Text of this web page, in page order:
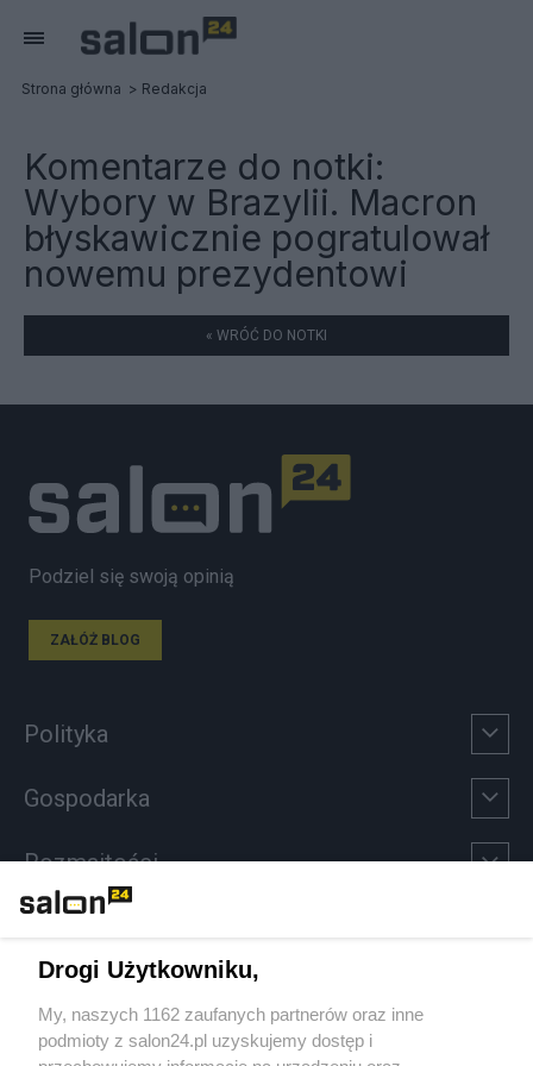
Strona główna Redakcja
Komentarze do notki:
Wybory w Brazylii. Macron
błyskawicznie pogratulował
nowemu prezydentowi
« WRÓĆ DO NOTKI
Podziel się swoją opinią
ZAŁÓŻ BLOG
Polityka
Gospodarka
Rozmaitości
Sport
Społeczeństwo
Drogi Użytkowniku,
My, naszych 1162 zaufanych partnerów oraz inne
podmioty z salon24.pl uzyskujemy dostęp i